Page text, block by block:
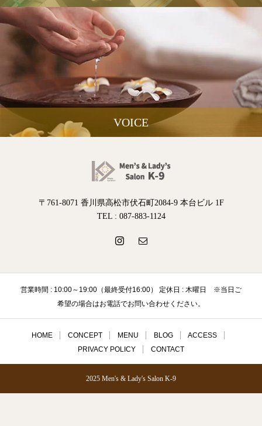
VOICE
〒761-8071 香川県高松市伏石町2084-9 本台ビル 1F
TEL : 087-883-1124
営業時間 : 10:00～19:00（最終受付16:00） 定休日 : 木曜日 ※当日ご
希望の場合はお電話でお問い合わせください。
HOME CONCEPT MENU BLOG
ACCESS
PRIVACY POLICY
CONTACT
2025 Men's & Lady's Salon K-9